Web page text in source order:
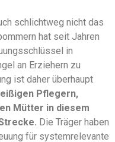
schlichtweg nicht das
hat seit Jahren
in
an Erziehern zu
ist daher überhaupt
Pflegern,
Mütter in diesem
Die Träger haben
für systemrelevante